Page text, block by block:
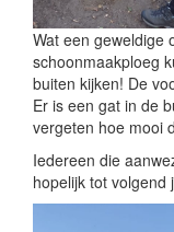
Wat een geweldige
schoonmaakploeg
buiten kijken! De
Er is een gat in de
vergeten hoe mooi
Iedereen die
hopelijk tot volgend